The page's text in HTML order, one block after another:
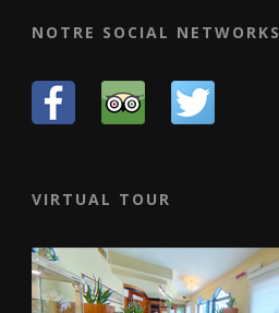
NOTRE SOCIAL NETWORKS
VIRTUAL TOUR